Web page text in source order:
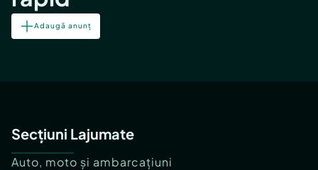
Adaugă anunț
Secțiuni Lajumate
Auto, moto și ambarcațiuni